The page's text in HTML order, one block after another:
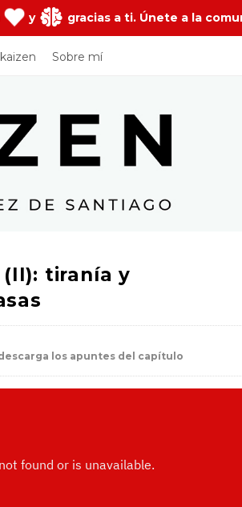
y gracias a ti. Únete a la
Sobre mí
(II): tiranía y
los apuntes del capítulo